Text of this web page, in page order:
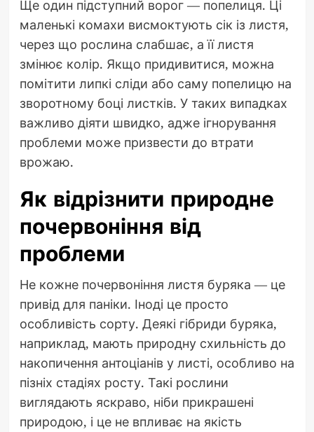
Ще один підступний ворог — попелиця. Ці
маленькі комахи висмоктують сік із листя,
через що рослина слабшає, а її листя
змінює колір. Якщо придивитися, можна
помітити липкі сліди або саму попелицю на
зворотному боці листків. У таких випадках
важливо діяти швидко, адже ігнорування
проблеми може призвести до втрати
врожаю.
Як відрізнити природне
почервоніння від
проблеми
Не кожне почервоніння листя буряка — це
привід для паніки. Іноді це просто
особливість сорту. Деякі гібриди буряка,
наприклад, мають природну схильність до
накопичення антоціанів у листі, особливо на
пізніх стадіях росту. Такі рослини
виглядають яскраво, ніби прикрашені
природою, і це не впливає на якість